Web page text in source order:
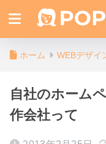
ホーム WEBデザイ
自社のホーム
作会社って